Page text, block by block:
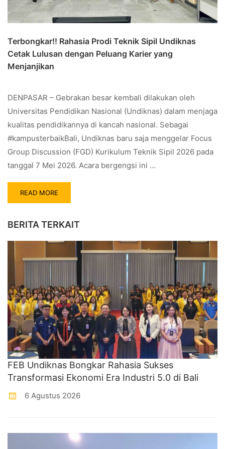
Terbongkar!! Rahasia Prodi Teknik Sipil Undiknas
Cetak Lulusan dengan Peluang Karier yang
Menjanjikan
DENPASAR – Gebrakan besar kembali dilakukan oleh
Universitas Pendidikan Nasional (Undiknas) dalam menjaga
kualitas pendidikannya di kancah nasional. Sebagai
#kampusterbaikBali, Undiknas baru saja menggelar Focus
Group Discussion (FGD) Kurikulum Teknik Sipil 2026 pada
tanggal 7 Mei 2026. Acara bergengsi ini …
READ MORE
BERITA TERKAIT
FEB Undiknas Bongkar Rahasia Sukses
Transformasi Ekonomi Era Industri 5.0 di Bali
6 Agustus 2026